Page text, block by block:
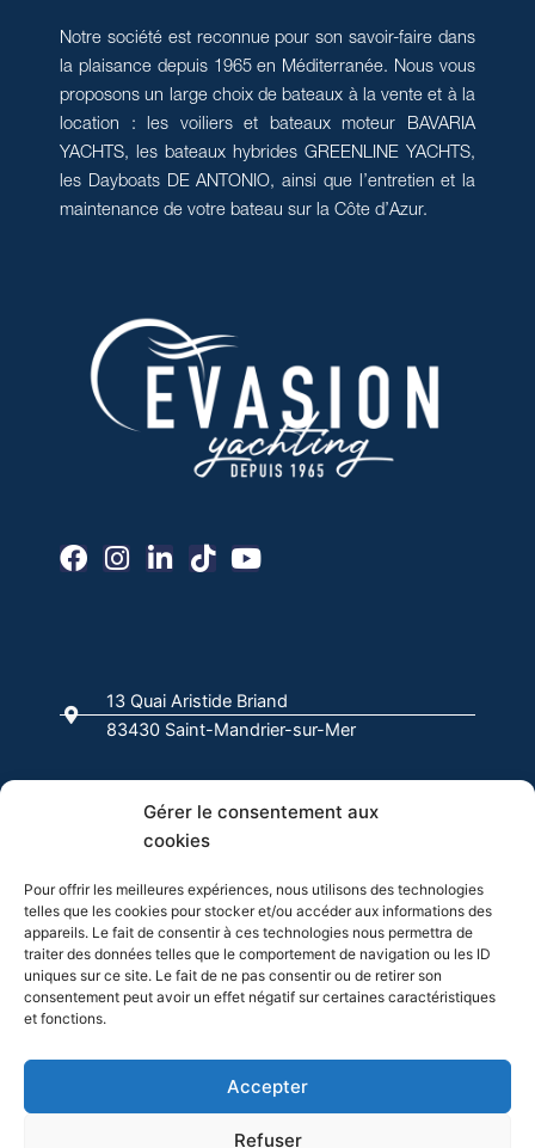
Gérer le consentement aux
cookies
Pour offrir les meilleures expériences, nous utilisons des technologies
telles que les cookies pour stocker et/ou accéder aux informations des
appareils. Le fait de consentir à ces technologies nous permettra de
traiter des données telles que le comportement de navigation ou les ID
uniques sur ce site. Le fait de ne pas consentir ou de retirer son
consentement peut avoir un effet négatif sur certaines caractéristiques
et fonctions.
Accepter
Refuser
Notre société est reconnue pour son savoir-faire dans
la plaisance depuis 1965 en Méditerranée. Nous vous
proposons un large choix de bateaux à la vente et à la
location : les voiliers et bateaux moteur BAVARIA
YACHTS, les bateaux hybrides GREENLINE YACHTS,
les Dayboats DE ANTONIO, ainsi que l’entretien et la
maintenance de votre bateau sur la Côte d’Azur.
F
a
o
I
n
r
a
L
i
i
n
T
i
Y
o
e
13 Quai Aristide Briand
83430 Saint-Mandrier-sur-Mer
marketing et activer ce contenu